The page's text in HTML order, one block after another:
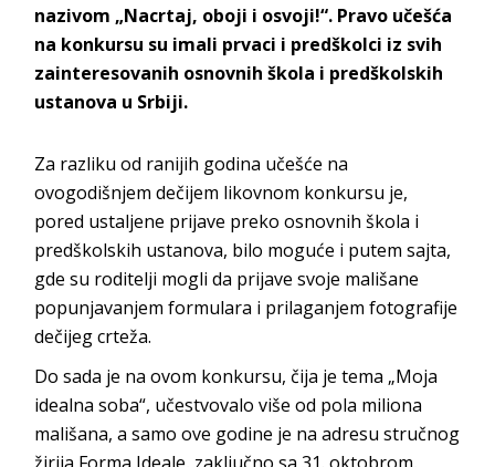
nazivom „Nacrtaj, oboji i osvoji!“. Pravo učešća
na konkursu su imali prvaci i predškolci iz svih
zainteresovanih osnovnih škola i predškolskih
ustanova u Srbiji.
Za razliku od ranijih godina učešće na
ovogodišnjem dečijem likovnom konkursu je,
pored ustaljene prijave preko osnovnih škola i
predškolskih ustanova, bilo moguće i putem sajta,
gde su roditelji mogli da prijave svoje mališane
popunjavanjem formulara i prilaganjem fotografije
dečijeg crteža.
Do sada je na ovom konkursu, čija je tema „Moja
idealna soba“, učestvovalo više od pola miliona
mališana, a samo ove godine je na adresu stručnog